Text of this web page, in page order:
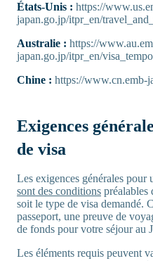
États-Unis : https://
japan.go.jp/itpr_en/
Australie : https://
japan.go.jp/itpr_en/
Chine : https://www.cn.emb-
Exigences
de visa
Les exigences générales pour
sont des conditions préalables
soit le type de visa demandé.
passeport, une preuve de
de fonds pour votre séjour au
Les éléments requis peuvent